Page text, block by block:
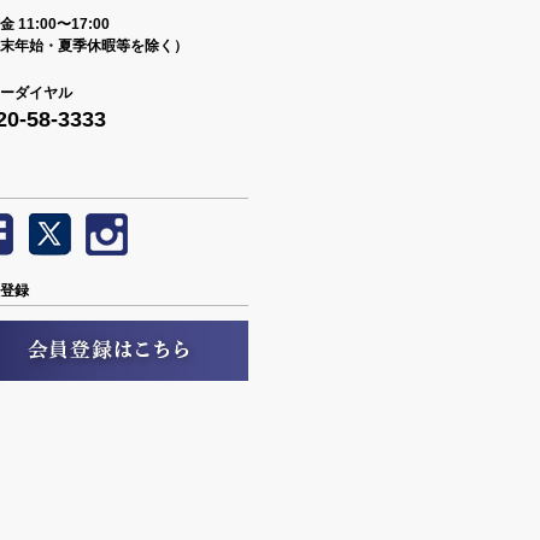
11:00〜17:00
末年始・夏季休暇等を除く）
ダイヤル
58-3333
録